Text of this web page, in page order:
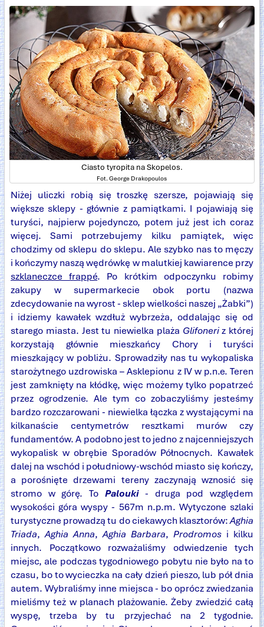
Ciasto tyropita na Skopelos.
Fot. George Drakopoulos
Niżej uliczki robią się troszkę szersze, pojawiają się
większe sklepy - głównie z pamiątkami. I pojawiają się
turyści, najpierw pojedynczo, potem już jest ich coraz
więcej. Sami potrzebujemy kilku pamiątek, więc
chodzimy od sklepu do sklepu. Ale szybko nas to męczy
i kończymy naszą wędrówkę w malutkiej kawiarence przy
szklaneczce frappé. Po krótkim odpoczynku robimy
zakupy w supermarkecie obok portu (nazwa
zdecydowanie na wyrost - sklep wielkości naszej „Żabki”)
i idziemy kawałek wzdłuż wybrzeża, oddalając się od
starego miasta. Jest tu niewielka plaża Glifoneriz której
korzystają głównie mieszkańcy Chory i turyści
mieszkający w pobliżu. Sprowadziły nas tu wykopaliska
starożytnego uzdrowiska – Asklepionu z IV w p.n.e. Teren
jest zamknięty na kłódkę, więc możemy tylko popatrzeć
przez ogrodzenie. Ale tym co zobaczyliśmy jesteśmy
bardzo rozczarowani - niewielka łączka z wystającymi na
kilkanaście centymetrów resztkami murów czy
fundamentów. A podobno jest to jedno z najcenniejszych
wykopalisk w obrębie Sporadów Północnych. Kawałek
dalej na wschód i południowy-wschód miasto się kończy,
a porośnięte drzewami tereny zaczynają wznosić się
stromo w górę. To Palouki- druga pod względem
wysokości góra wyspy - 567m n.p.m. Wytyczone szlaki
turystyczne prowadzą tu do ciekawych klasztorów:Aghia
Triada,Aghia Anna,Aghia Barbara, Prodromos i kilku
innych. Początkowo rozważaliśmy odwiedzenie tych
miejsc, ale podczas tygodniowego pobytu nie było na to
czasu, bo to wycieczka na cały dzień pieszo, lub pół dnia
autem. Wybraliśmy inne miejsca - bo oprócz zwiedzania
mieliśmy też w planach plażowanie. Żeby zwiedzić całą
wyspę, trzeba by tu przyjechać na 2 tygodnie.